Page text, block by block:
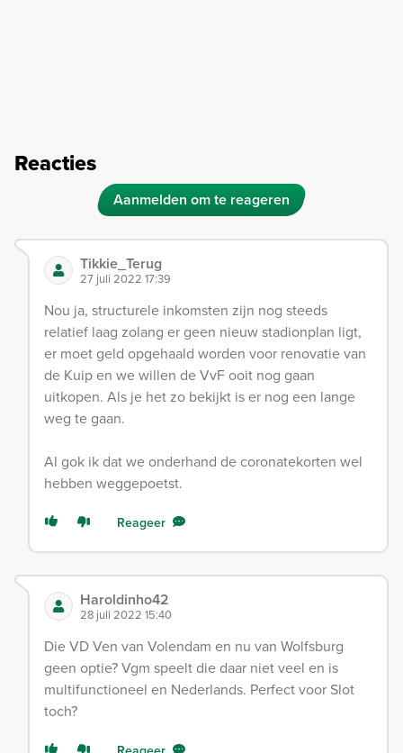
Reacties
Aanmelden om te reageren
Tikkie_Terug
27 juli 2022 17:39
Nou ja, structurele inkomsten zijn nog steeds
relatief laag zolang er geen nieuw stadionplan ligt,
er moet geld opgehaald worden voor renovatie van
de Kuip en we willen de VvF ooit nog gaan
uitkopen. Als je het zo bekijkt is er nog een lange
weg te gaan.
Al gok ik dat we onderhand de coronatekorten wel
hebben weggepoetst.
Reageer
Haroldinho42
28 juli 2022 15:40
Die VD Ven van Volendam en nu van Wolfsburg
geen optie? Vgm speelt die daar niet veel en is
multifunctioneel en Nederlands. Perfect voor Slot
toch?